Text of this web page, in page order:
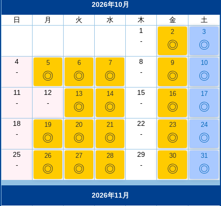
2026年10月
日
月 火 水 木 金
土
1
-
2
◎
3
◎
4
-
5
◎
6
◎
7
◎
8
-
9
◎
10
◎
11
-
12
-
13
◎
14
◎
15
-
16
◎
17
◎
18
-
19
◎
20
◎
21
◎
22
-
23
◎
24
◎
25
-
26
◎
27
◎
28
◎
29
-
30
◎
31
◎
2026年11月